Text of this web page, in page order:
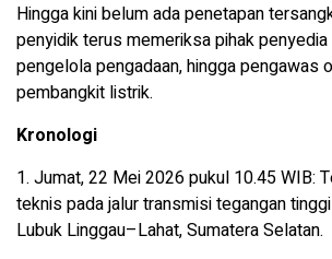
Hingga kini belum ada penetapan
penyidik terus memeriksa pihak penyedia
pengelola pengadaan, hingga pengawas
pembangkit listrik.
Kronologi
1. Jumat, 22 Mei 2026 pukul 10.45 WIB:
teknis pada jalur transmisi tegangan
Lubuk Linggau–Lahat, Sumatera Selatan.